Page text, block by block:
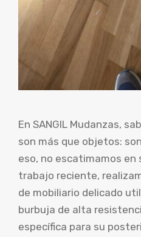
En SANGIL Mudanzas,
son más que objetos:
eso, no escatimamos en
trabajo reciente,
de mobiliario delicado
burbuja de alta
específica para su